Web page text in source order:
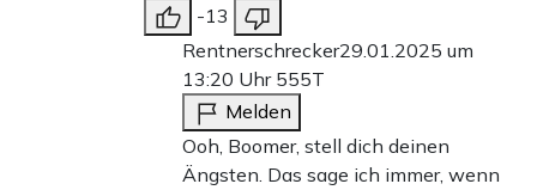
-13
Rentnerschrecker29.01.2025 um
13:20 Uhr 555T
Melden
Ooh, Boomer, stell dich deinen
Ängsten. Das sage ich immer, wenn